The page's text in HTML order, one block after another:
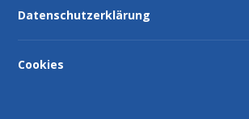
Datenschutzerklärung
Cookies